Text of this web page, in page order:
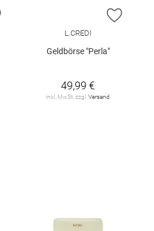
ZUR WUNSCHLISTE HINZUFÜGEN
ZUR
L.CREDI
Geldbörse "Perla"
49,99 €
inkl. MwSt. zzgl. Versand